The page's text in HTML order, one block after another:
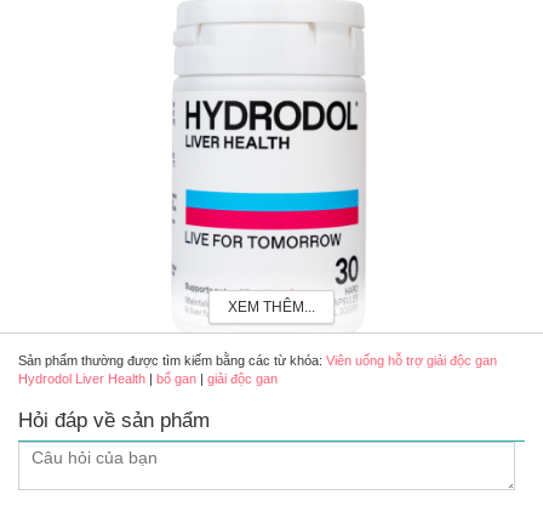
Viên uống hỗ trợ bổ gan Hydrodol Liver Health
Ưu điểm nổi bật của sản phẩm
XEM THÊM...
Sản phẩm thường được tìm kiếm bằng các từ khóa: Viên uống hỗ trợ giải độc gan
Hydrodol Liver Health | bổ gan | giải độc gan
Hỏi đáp về sản phẩm